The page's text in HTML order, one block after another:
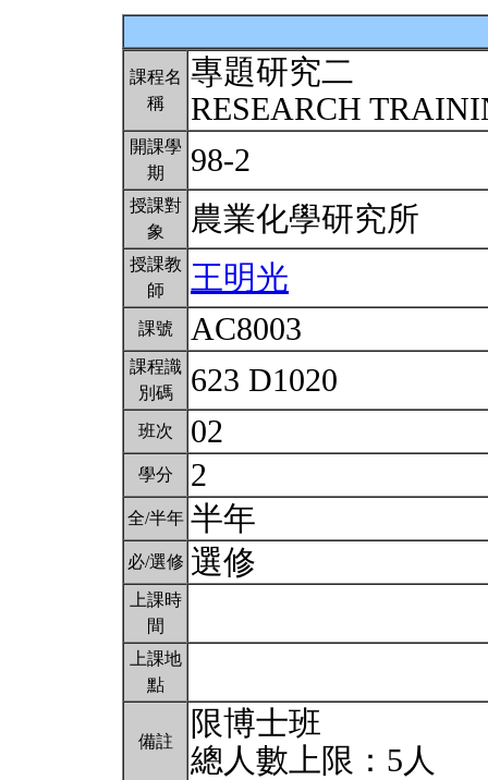
課程名
稱
專題研究二
RESEARCH
開課學
期
98-2
授課對
象
農業化學研究所
授課教
師
王明光
課號 AC8003
課程識
別碼
623 D1020
班次 02
學分 2
全/半年 半年
必/選修 選修
上課時
間
上課地
點
備註
限博士班
總人數上限：5人